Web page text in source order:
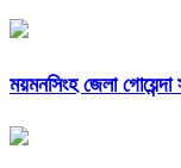
ময়মনসিংহ জেলা